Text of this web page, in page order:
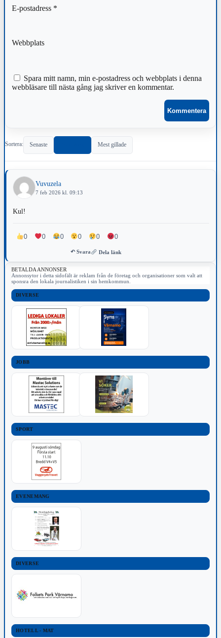
E-postadress *
Webbplats
Spara mitt namn, min e-postadress och webbplats i denna
webbläsare till nästa gång jag skriver en kommentar.
Sortera: Senaste Mest gillade
Vuvuzela
7 feb 2026 kl. 09:13
Kul!
0 0 0 0 0 0
↶ Svara Dela länk
BETALDA ANNONSER
Annonsytor i detta sidofält är reklam från de företag och organisationer som valt att
sponsra den lokala journalistiken i sin hemkommun.
DIVERSE
JOBB
SPORT
EVENEMANG
DIVERSE
HOTELL - MAT